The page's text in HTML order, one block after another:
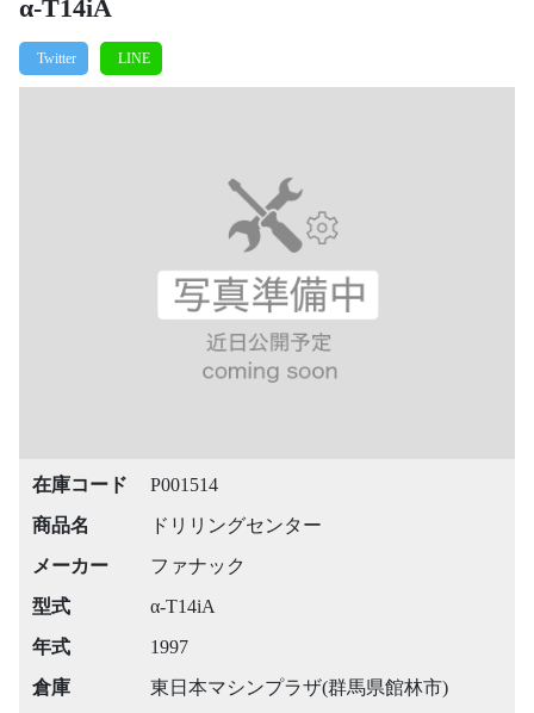
α-T14iA
在庫コード
P001514
商品名
ドリリングセンター
メーカー
ファナック
型式
α-T14iA
年式
1997
倉庫
東日本マシンプラザ(群馬県館林市)